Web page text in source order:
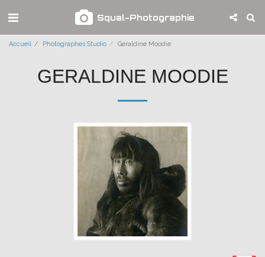
Squal-Photographie
Accueil Photographes Studio Geraldine Moodie
GERALDINE MOODIE